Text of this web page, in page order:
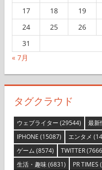
17
18 19
24
25 26
31
« 7月
タグクラウド
ウェブライター (29544) 最新
IPHONE (15087) エンタメ
ゲーム (8574) TWITTER
生活・趣味(6831) PR TIMES